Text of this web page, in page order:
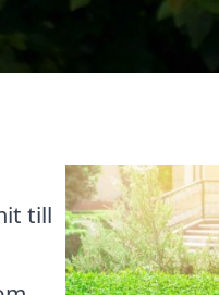
till